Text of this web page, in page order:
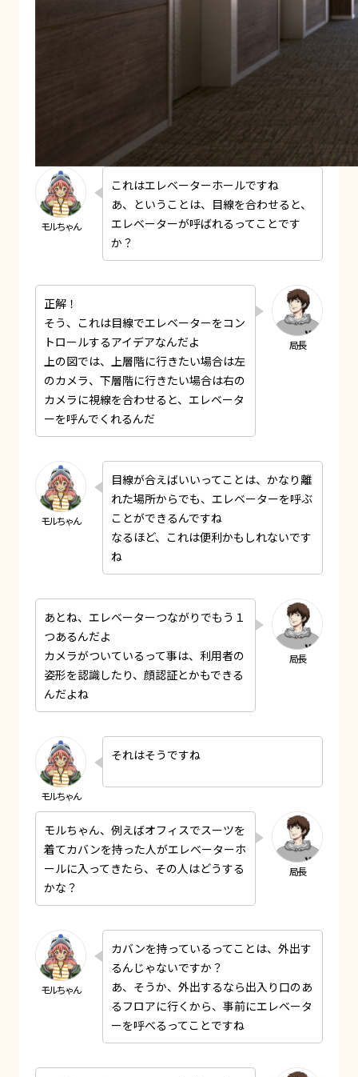
これはエレベーターホールですね
あ、ということは、目線を合わせると、
エレベーターが呼ばれるってことです
か？
正解！
そう、これは目線でエレベーターをコン
トロールするアイデアなんだよ
上の図では、上層階に行きたい場合は左
のカメラ、下層階に行きたい場合は右の
カメラに視線を合わせると、エレベータ
ーを呼んでくれるんだ
目線が合えばいいってことは、かなり離
れた場所からでも、エレベーターを呼ぶ
ことができるんですね
なるほど、これは便利かもしれないです
ね
あとね、エレベーターつながりでもう１
つあるんだよ
カメラがついているって事は、利用者の
姿形を認識したり、顔認証とかもできる
んだよね
それはそうですね
モルちゃん、例えばオフィスでスーツを
着てカバンを持った人がエレベーターホ
ールに入ってきたら、その人はどうする
かな？
カバンを持っているってことは、外出す
るんじゃないですか？
あ、そうか、外出するなら出入り口のあ
るフロアに行くから、事前にエレベータ
ーを呼べるってことですね